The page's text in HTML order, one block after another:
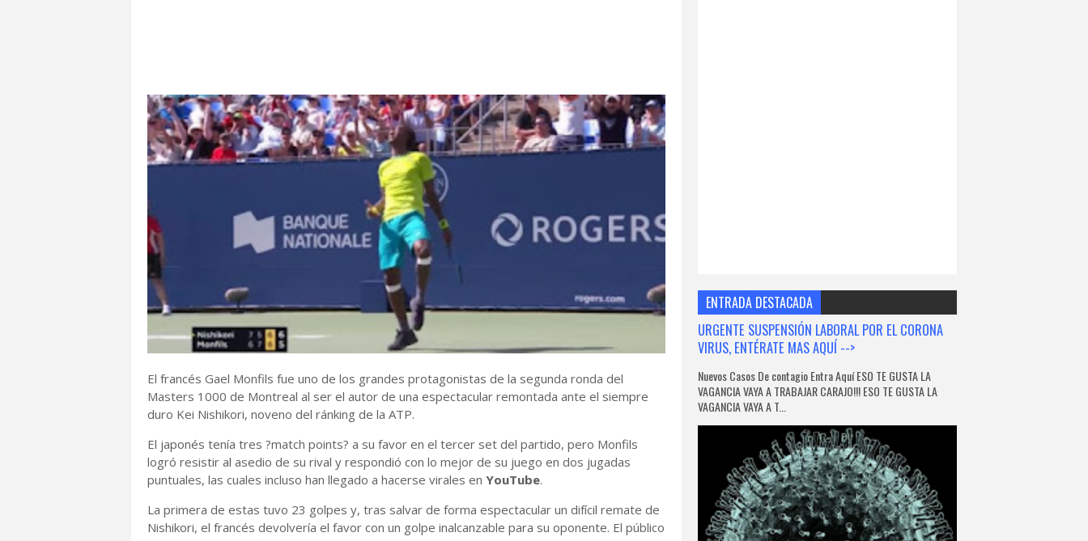
El francés Gael Monfils fue uno de los grandes protagonistas de la segunda ronda del
Masters 1000 de Montreal al ser el autor de una espectacular remontada ante el siempre
duro Kei Nishikori, noveno del ránking de la ATP.
El japonés tenía tres ?match points? a su favor en el tercer set del partido, pero Monfils
logró resistir al asedio de su rival y respondió con lo mejor de su juego en dos jugadas
puntuales, las cuales incluso han llegado a hacerse virales en YouTube.
La primera de estas tuvo 23 golpes y, tras salvar de forma espectacular un difícil remate de
Nishikori, el francés devolvería el favor con un golpe inalcanzable para su oponente. El público
ENTRADA DESTACADA
URGENTE SUSPENSIÓN LABORAL POR EL CORONA
VIRUS, ENTÉRATE MAS AQUÍ -->
Nuevos Casos De contagio Entra Aquí ESO TE GUSTA LA
VAGANCIA VAYA A TRABAJAR CARAJO!!! ESO TE GUSTA LA
VAGANCIA VAYA A T...